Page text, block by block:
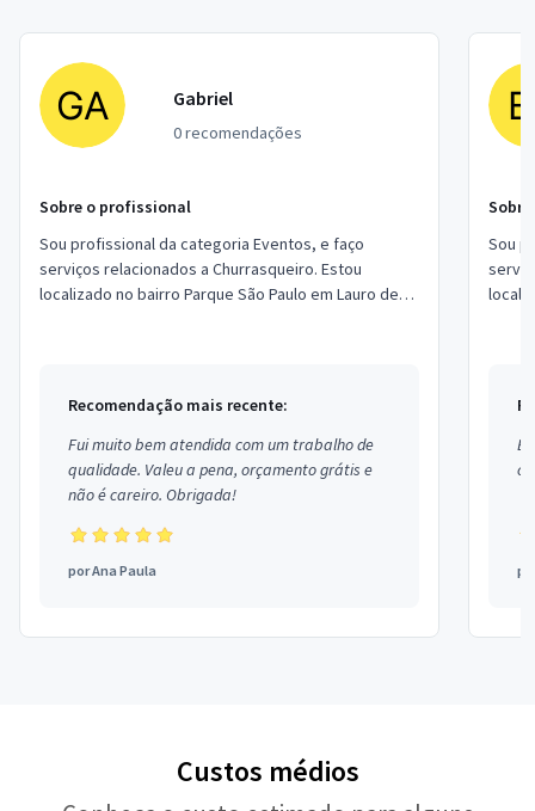
Gabriel
0 recomendações
Sobre o profissional
Sou profissional da categoria Eventos, e faço
serviços relacionados a Churrasqueiro. Estou
localizado no bairro Parque São Paulo em Lauro de
Recomendação mais recente:
Fui muito bem atendida com um trabalho de
qualidade. Valeu a pena, orçamento grátis e
não é careiro. Obrigada!
porAna Paula
Sou
Custos médios